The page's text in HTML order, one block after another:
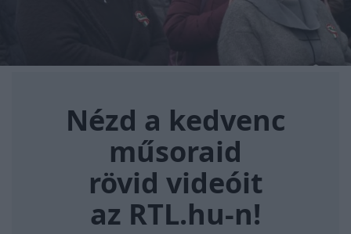
Nézd a kedvenc
műsoraid
rövid videóit
az RTL.hu-n!